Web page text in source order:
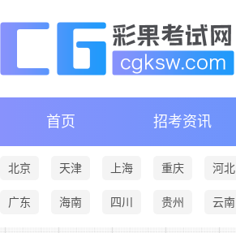
首页 招考资讯
北京 天津 上海 重庆 河北
广东 海南 四川 贵州 云南